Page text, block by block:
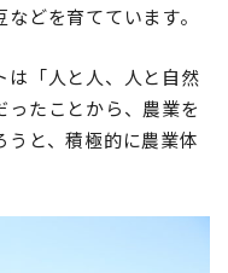
どを育てています。
は「人と人、人と自然
たことから、農業を
と、積極的に農業体